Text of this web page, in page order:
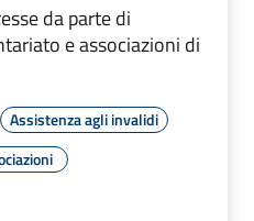
da parte di
e associazioni di
Assistenza agli invalidi